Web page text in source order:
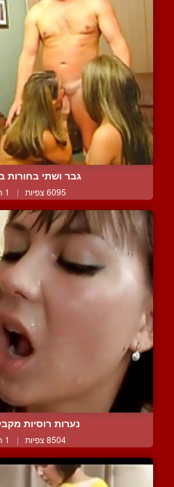
גבר ושתי בחורות
6095 צפיות | 1 המלצות
נערות רוסיות
8504 צפיות | 1 המלצות